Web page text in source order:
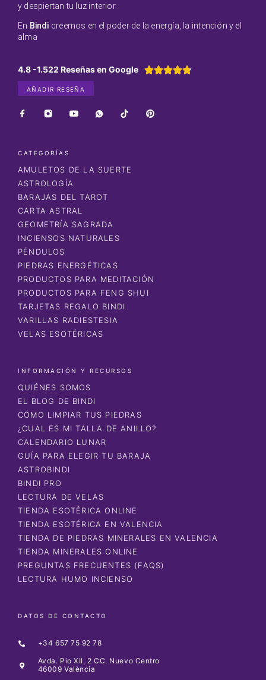
y despiertan tu luz interior.
En Bindi creemos en el poder de la energía, la intención y el
alma
4.8 -1.522 Reseñas en Google 
AÑADIR RESEÑA
CATEGORÍAS
AMULETOS DE LA SUERTE
ASTROLOGÍA
BARAJAS DEL TAROT
CARTA ASTRAL
GEOMETRÍA SAGRADA
INCIENSOS NATURALES
PÉNDULOS
PIEDRAS ENERGÉTICAS
PRODUCTOS PARA MEDITACIÓN
PRODUCTOS PARA FENG SHUI
TARJETAS REGALO BINDI
VARILLAS RADIESTESIA
VELAS ESOTÉRICAS
INFORMACIÓN Y RECURSOS
QUIÉNES SOMOS
EL BLOG DE BINDI
CÓMO LIMPIAR TUS PIEDRAS
¿CUAL ES MI TALLA DE ANILLO?
CALENDARIO LUNAR
GUÍA PARA ELEGIR TU BARAJA
ASTROBINDI
BINDI PRO
LECTURA DE VELAS
TIENDA ESOTÉRICA ONLINE
TIENDA ESOTÉRICA EN VALENCIA
TIENDA DE PIEDRAS MINERALES EN VALENCIA
TIENDA MINERALES ONLINE
PREGUNTAS FRECUENTES (FAQS)
LECTURA HUMO INCIENSO
DATOS DE CONTACTO
+34 657 75 92 78
Avda. Pio XII, 2 CC. Nuevo Centro
46009 València